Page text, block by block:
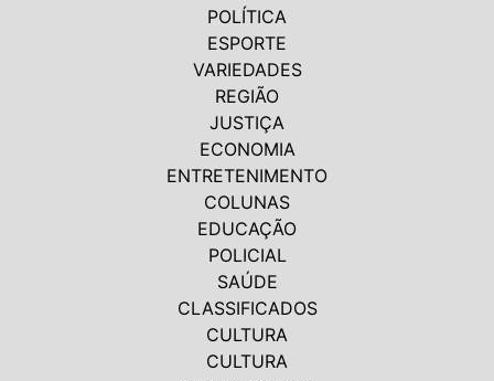
POLÍTICA
ESPORTE
VARIEDADES
REGIÃO
JUSTIÇA
ECONOMIA
ENTRETENIMENTO
COLUNAS
EDUCAÇÃO
POLICIAL
SAÚDE
CLASSIFICADOS
CULTURA
CULTURA